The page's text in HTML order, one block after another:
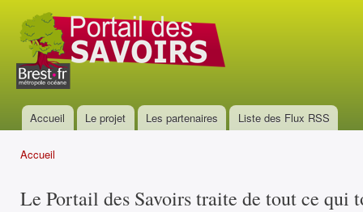
Portail
des
savoirs
Menu principal
Accueil Le projet Les partenaires Liste des Flux RSS
Accueil
Le Portail des Savoirs traite de tout ce qui